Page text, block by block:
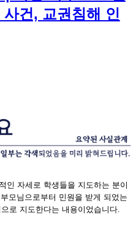
건, 교권침해 인
인 자세로 학생들을 지도하는 분이
모님으로부터 민원을 받게 되었는
로 지도한다는 내용이었습니다.